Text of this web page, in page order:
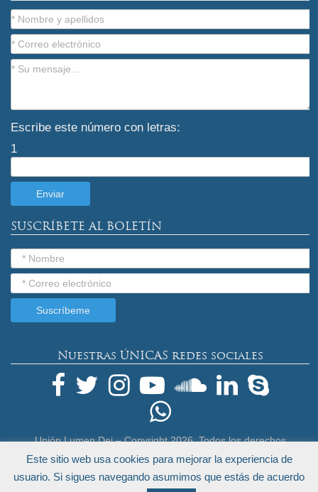
Escribe este número con letras:
1
SUSCRÍBETE AL BOLETÍN
Nuestras ÚNICAS redes sociales
Unión Lumen Dei – Copyright2026. Todos los derechos
reservados.
Términos Legales y Política de Privacidad
Endeos.com
Este sitio web usa cookies para mejorar la experiencia de
usuario. Si sigues navegando asumimos que estás de acuerdo